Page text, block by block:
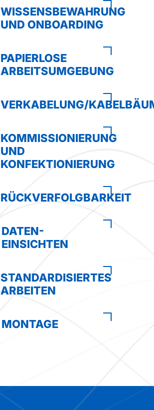
WISSENSBEWAHRUNG
UND ONBOARDING
PAPIERLOSE
ARBEITSUMGEBUNG
VERKABELUNG/
KOMMISSIONIERUNG
UND
KONFEKTIONIERUNG
RÜCKVERFOLGBARKEIT
DATEN-
EINSICHTEN
STANDARDISIERTES
ARBEITEN
MONTAGE